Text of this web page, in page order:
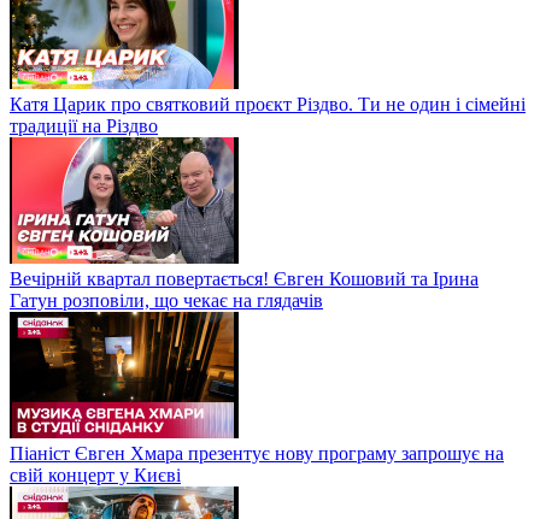
Катя Царик про святковий проєкт Різдво. Ти не один і сімейні
традиції на Різдво
Вечірній квартал повертається! Євген Кошовий та Ірина
Гатун розповіли, що чекає на глядачів
Піаніст Євген Хмара презентує нову програму запрошує на
свій концерт у Києві